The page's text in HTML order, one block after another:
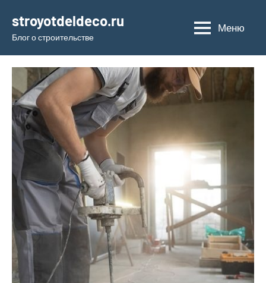
содержимому
stroyotdeldeco.ru
Блог о строительстве
Меню